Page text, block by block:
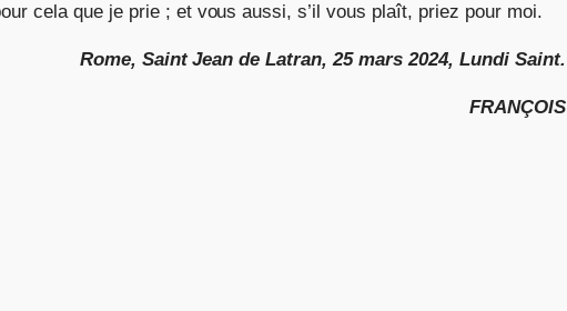
cela que je prie ; et vous aussi, s’il vous plaît, priez pour moi.
Rome, Saint Jean de Latran, 25 mars 2024, Lundi Saint.
FRANÇOIS